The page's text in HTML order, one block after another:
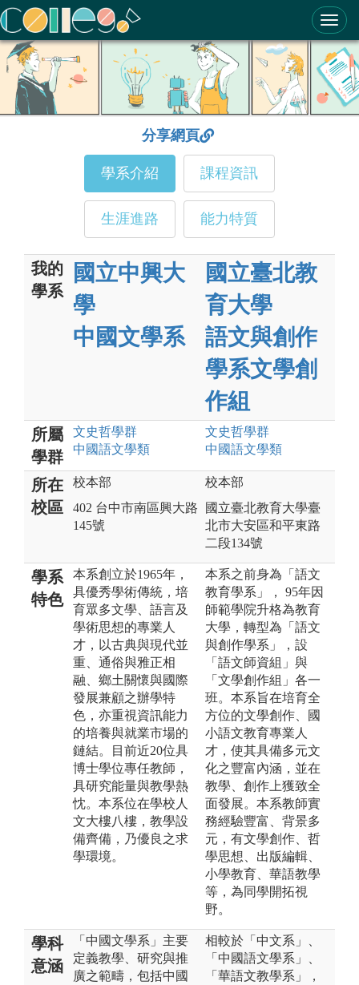
ColleGo! 大學選才與高中育才輔助系統
分享網頁
學系介紹 課程資訊
生涯進路 能力特質
我的
學系
國立中興大
學
中國文學系
國立臺北教
育大學
語文與創作
學系文學創
作組
所屬
學群
文史哲學群
中國語文學類
文史哲學群
中國語文學類
所在
校區
校本部
402 台中市南區興大路
145號
校本部
國立臺北教育大學臺
北市大安區和平東路
二段134號
學系
特色
本系創立於1965年，
具優秀學術傳統，培
育眾多文學、語言及
學術思想的專業人
才，以古典與現代並
重、通俗與雅正相
融、鄉土關懷與國際
發展兼顧之辦學特
色，亦重視資訊能力
的培養與就業市場的
鏈結。目前近20位具
博士學位專任教師，
具研究能量與教學熱
忱。本系位在學校人
文大樓八樓，教學設
備齊備，乃優良之求
學環境。
本系之前身為「語文
教育學系」， 95年因
師範學院升格為教育
大學，轉型為「語文
與創作學系」，設
「語文師資組」與
「文學創作組」各一
班。本系旨在培育全
方位的文學創作、國
小語文教育專業人
才，使其具備多元文
化之豐富內涵，並在
教學、創作上獲致全
面發展。本系教師實
務經驗豐富、背景多
元，有文學創作、哲
學思想、出版編輯、
小學教育、華語教學
等，為同學開拓視
野。
學科
意涵
「中國文學系」主要
定義教學、研究與推
廣之範疇，包括中國
相較於「中文系」、
「中國語文學系」、
「華語文教學系」，